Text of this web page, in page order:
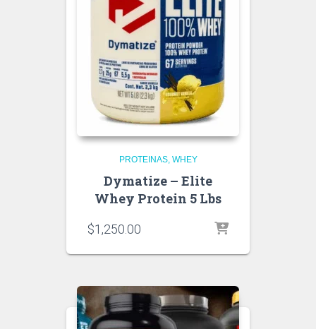
PROTEINAS WHEY
Dymatize – Elite
Whey Protein 5 Lbs
$1,250.00